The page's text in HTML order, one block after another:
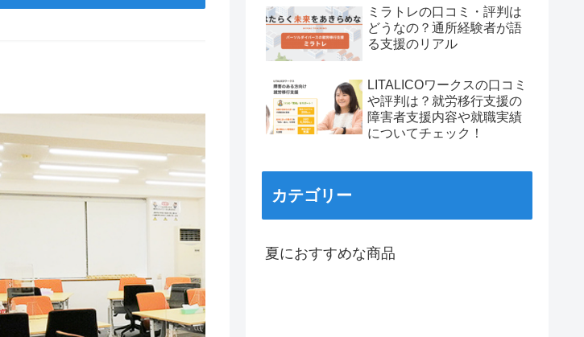
ミラトレの口コミ・評判は
どうなの？通所経験者が語
る支援のリアル
LITALICOワークスの口コミ
や評判は？就労移行支援の
障害者支援内容や就職実績
についてチェック！
カテゴリー
夏におすすめな商品